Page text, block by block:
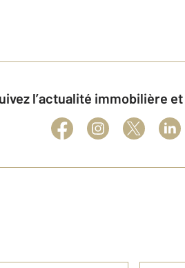
Suivez l’actualité immobilière